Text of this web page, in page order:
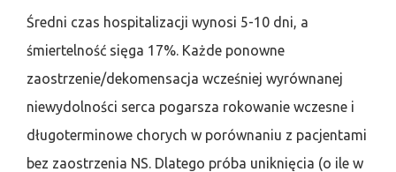
Średni czas hospitalizacji wynosi 5-10 dni, a
śmiertelność sięga 17%. Każde ponowne
zaostrzenie/dekomensacja wcześniej wyrównanej
niewydolności serca pogarsza rokowanie wczesne i
długoterminowe chorych w porównaniu z pacjentami
bez zaostrzenia NS. Dlatego próba uniknięcia (o ile w